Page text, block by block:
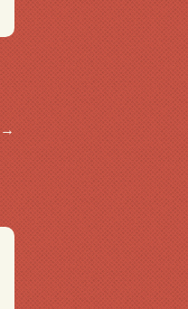
→